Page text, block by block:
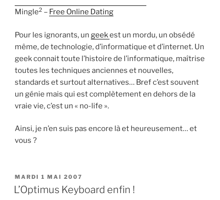
Mingle2 – Free Online Dating
Pour les ignorants, un geekest un mordu, un obsédé
même, de technologie, d’informatique et d’internet. Un
geek connait toute l’histoire de l’informatique, maîtrise
toutes les techniques anciennes et nouvelles,
standards et surtout alternatives… Bref c’est souvent
un génie mais qui est complètement en dehors de la
vraie vie, c’est un « no-life ».
Ainsi, je n’en suis pas encore là et heureusement… et
vous ?
PUBLIÉ
LE
MARDI 1 MAI 2007
L’Optimus Keyboard enfin !